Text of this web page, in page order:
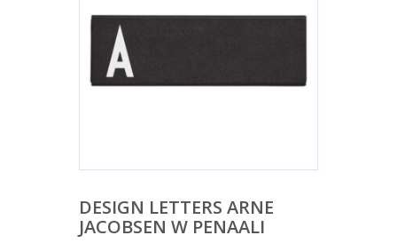
DESIGN LETTERS ARNE
JACOBSEN W PENAALI